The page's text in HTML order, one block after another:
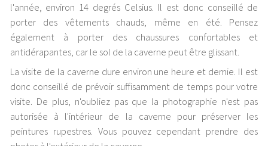
l'année, environ 14 degrés Celsius. Il est donc conseillé de
porter des vêtements chauds, même en été. Pensez
également à porter des chaussures confortables et
antidérapantes, car le sol de la caverne peut être glissant.
La visite de la caverne dure environ une heure et demie. Il est
donc conseillé de prévoir suffisamment de temps pour votre
visite. De plus, n'oubliez pas que la photographie n'est pas
autorisée à l'intérieur de la caverne pour préserver les
peintures rupestres. Vous pouvez cependant prendre des